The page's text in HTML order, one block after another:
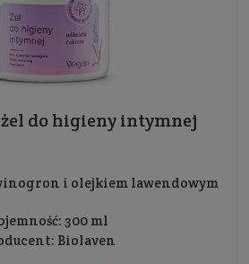
do higieny intymnej
i olejkiem lawendowym
300 ml
Biolaven